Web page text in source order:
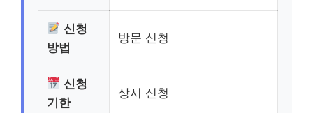
신청
방법
방문 신청
신청
기한
상시 신청